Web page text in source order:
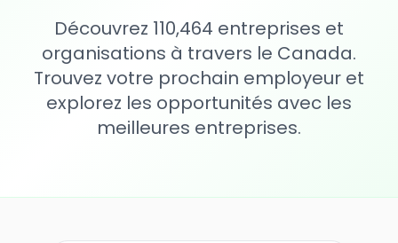
Découvrez 110,464 entreprises et
organisations à travers le Canada.
Trouvez votre prochain employeur et
explorez les opportunités avec les
meilleures entreprises.